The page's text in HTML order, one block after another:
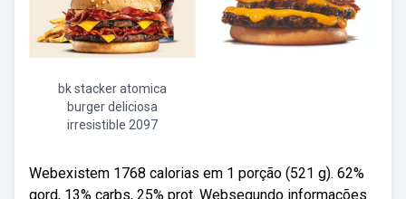
bk stacker atomica
burger deliciosa
irresistible 2097
Webexistem 1768 calorias em 1 porção (521 g). 62%
gord, 13% carbs, 25% prot. Websegundo informações